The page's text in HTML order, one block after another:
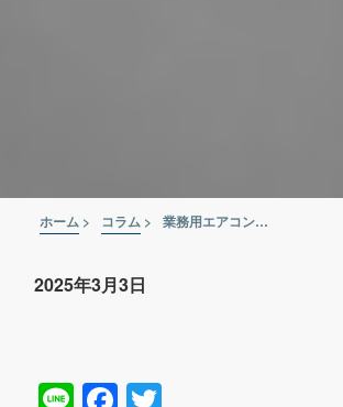
ホーム > コラム > 業務用エアコンは自分で掃除できる？故障したエアコンは買取へ！
2025年3月3日